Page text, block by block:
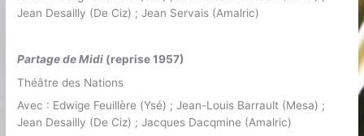
Jean Desailly (De Ciz) ; Jean Servais (Amalric)
Partage de Midi (reprise 1957)
Théâtre des Nations
Avec : Edwige Feuillère (Ysé) ; Jean-Louis Barrault (Mesa) ;
Jean Desailly (De Ciz) ; Jacques Dacqmine (Amalric)